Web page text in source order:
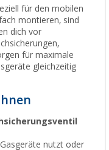
für den mobilen
montieren, sind
dich vor
für maximale
gleichzeitig
nutzt oder